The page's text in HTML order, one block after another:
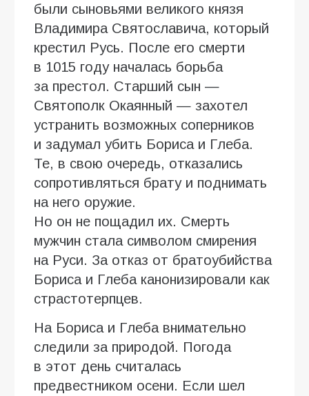
были сыновьями великого князя
Владимира Святославича, который
крестил Русь. После его смерти
в 1015 году началась борьба
за престол. Старший сын —
Святополк Окаянный — захотел
устранить возможных соперников
и задумал убить Бориса и Глеба.
Те, в свою очередь, отказались
сопротивляться брату и поднимать
на него оружие.
Но он не пощадил их. Смерть
мужчин стала символом смирения
на Руси. За отказ от братоубийства
Бориса и Глеба канонизировали как
страстотерпцев.
На Бориса и Глеба внимательно
следили за природой. Погода
в этот день считалась
предвестником осени. Если шел